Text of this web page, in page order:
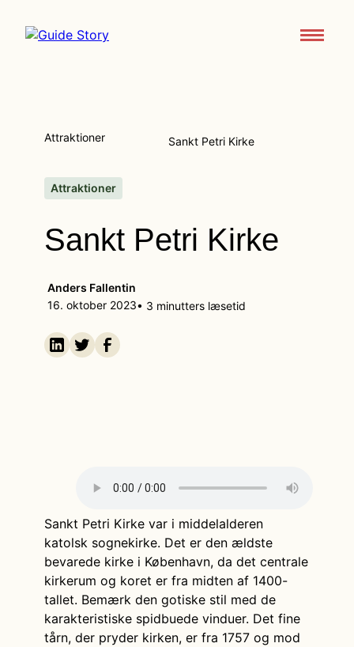
Support
Kontakt os
Attraktioner Sankt Petri Kirke
Attraktioner
Sankt Petri Kirke
Anders Fallentin
16. oktober 2023• 3 minutters læsetid
Sankt Petri Kirke var i middelalderen
katolsk sognekirke. Det er den ældste
bevarede kirke i København, da det centrale
kirkerum og koret er fra midten af 1400-
tallet. Bemærk den gotiske stil med de
karakteristiske spidbuede vinduer. Det fine
tårn, der pryder kirken, er fra 1757 og mod